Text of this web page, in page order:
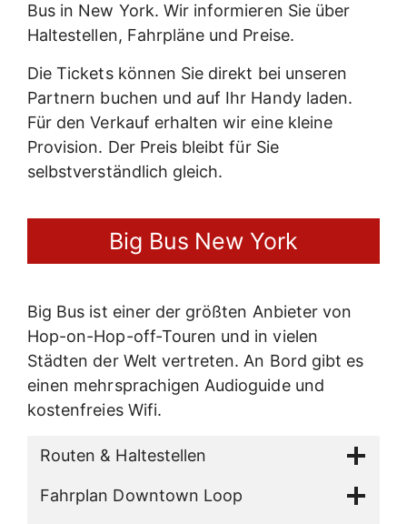
Bus in New York. Wir informieren Sie über
Haltestellen, Fahrpläne und Preise.
Die Tickets können Sie direkt bei unseren
Partnern buchen und auf Ihr Handy laden.
Für den Verkauf erhalten wir eine kleine
Provision. Der Preis bleibt für Sie
selbstverständlich gleich.
Big Bus New York
Big Bus ist einer der größten Anbieter von
Hop-on-Hop-off-Touren und in vielen
Städten der Welt vertreten. An Bord gibt es
einen mehrsprachigen Audioguide und
kostenfreies Wifi.
Routen & Haltestellen
Fahrplan Downtown Loop